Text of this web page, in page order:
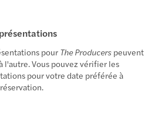
pour The Producers peuvent
l'autre. Vous pouvez vérifier les
pour votre date préférée à